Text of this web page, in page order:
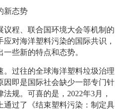
新态势
议程、联合国环境大会等机制的
对海洋塑料污染的国际共识，
些新的特点和态势。
。过往的全球海洋塑料垃圾治理
因即是国际社会缺少一部专门针
规。可喜的是，2022年3月，
通过了《结束塑料污染：制定具